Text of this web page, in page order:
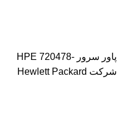
معرفی پاور سرور HPE 720478-B21 پاور سرور HPE 720478-
B21 یکی از منابع تغذیه قدرتمند و بهینه شرکت Hewlett Packard